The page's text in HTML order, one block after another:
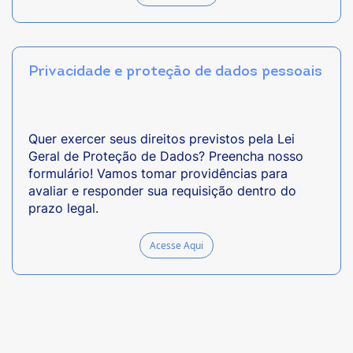
Privacidade e proteção de dados pessoais
Quer exercer seus direitos previstos pela Lei
Geral de Proteção de Dados? Preencha nosso
formulário! Vamos tomar providências para
avaliar e responder sua requisição dentro do
prazo legal.
Acesse Aqui